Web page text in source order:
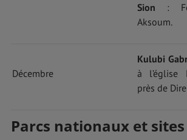
Sion :
Aksoum.
Décembre
Kulubi
à l’église
près de
Parcs nationaux et